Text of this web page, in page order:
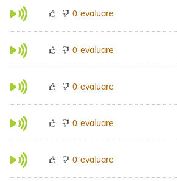
0 evaluare
0 evaluare
0 evaluare
0 evaluare
0 evaluare